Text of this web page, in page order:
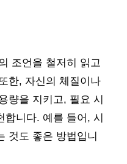
조언을 철저히 읽고
한, 자신의 체질이나
량을 지키고, 필요 시
합니다. 예를 들어, 시
것도 좋은 방법입니